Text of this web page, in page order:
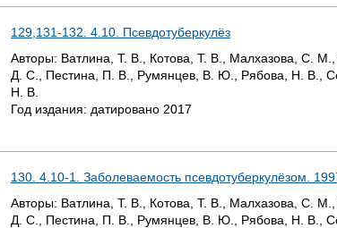
129,131-132. 4.10. Псевдотуберкулёз
Авторы: Ватлина, Т. В., Котова, Т. В., Малхазова, С.
Д. С., Пестина, П. В., Румянцев, В. Ю., Рябова, Н. В.,
Н. В.
Год издания: датировано 2017
130. 4.10-1. Заболеваемость псевдотуберкулёзом.
Авторы: Ватлина, Т. В., Котова, Т. В., Малхазова, С.
Д. С., Пестина, П. В., Румянцев, В. Ю., Рябова, Н. В.,